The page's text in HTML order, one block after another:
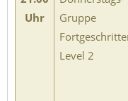
Uhr
Gruppe
Level 2